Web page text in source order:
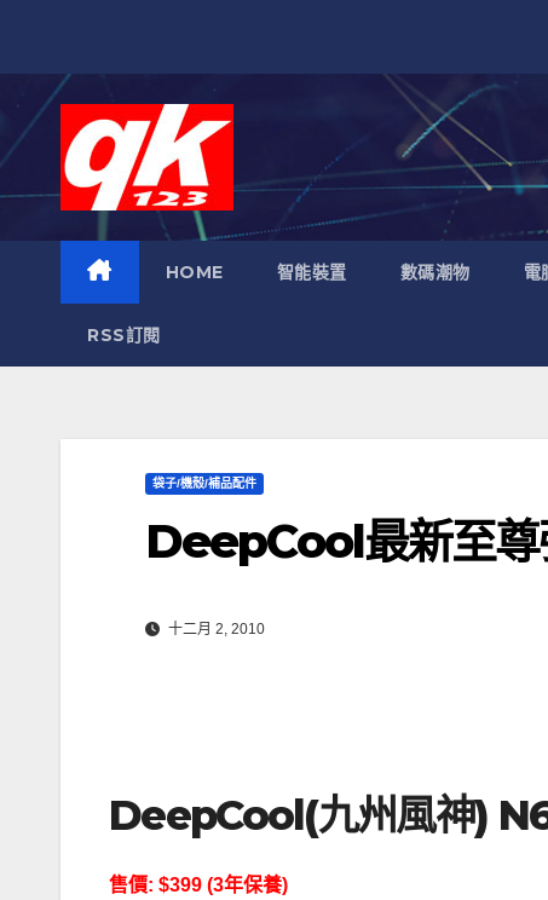
HOME 智能裝置 數碼潮物 電
RSS訂閱
袋子/機殼/補品配件
DeepCool最新至
十二月 2, 2010
DeepCool(九州風神)
售價: $399 (3年保養)